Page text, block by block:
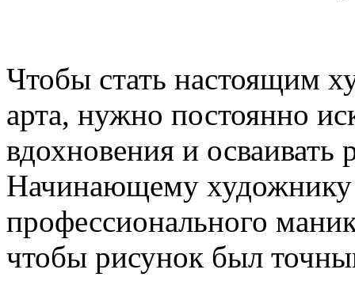
Чтобы стать настоящим
арта, нужно постоянно
вдохновения и
Начинающему художнику
профессионального
чтобы рисунок был